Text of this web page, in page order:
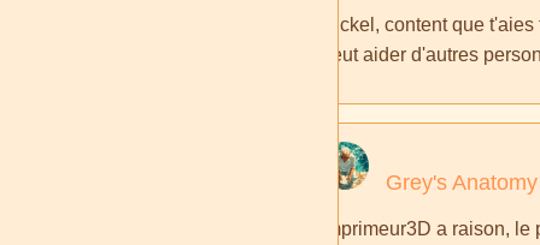
Nickel, content que
peut aider d'autres
Grey's Anatomy
Imprimeur3D a raison,